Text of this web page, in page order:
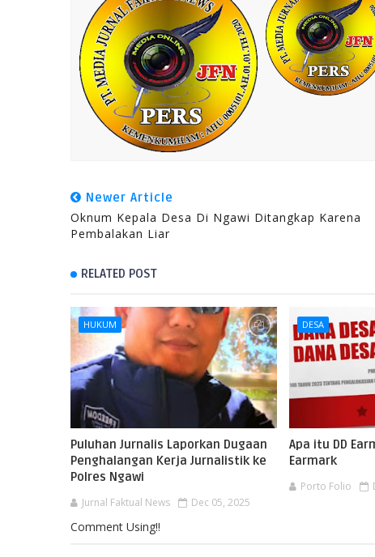
Newer Article
Oknum Kepala Desa Di Ngawi Ditangkap Karena
Pembalakan Liar
RELATED POST
HUKUM
Puluhan Jurnalis Laporkan Dugaan
Penghalangan Kerja Jurnalistik ke
Polres Ngawi
Jurnal Faktual News Dec 05, 2025
DESA
Apa itu DD
Earmark
Porto Folio
Comment Using!!